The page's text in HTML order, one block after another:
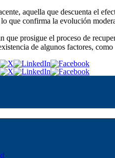
aquella que descuenta el
que confirma la evolución
que prosigue el proceso de
de algunos factores,